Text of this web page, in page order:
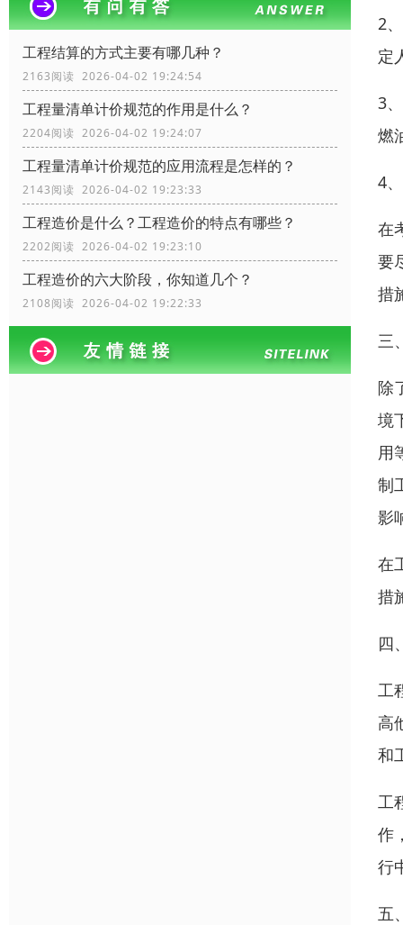
工程结算的方式主要有哪几种？
2163阅读 2026-04-02 19:24:54
工程量清单计价规范的作用是什么？
2204阅读 2026-04-02 19:24:07
工程量清单计价规范的应用流程是怎样的？
2143阅读 2026-04-02 19:23:33
工程造价是什么？工程造价的特点有哪些？
2202阅读 2026-04-02 19:23:10
工程造价的六大阶段，你知道几个？
2108阅读 2026-04-02 19:22:33
2
定
3
燃
4
在
要
措
三
除
境
用
制
影
在
措
四
工
高
和
工
作
行
五